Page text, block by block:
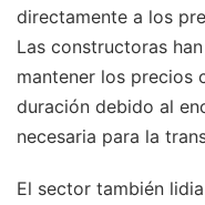
directamente a los
Las constructoras
mantener los precios
duración debido al
necesaria para la
El sector también